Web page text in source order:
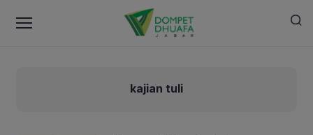
kajian tuli